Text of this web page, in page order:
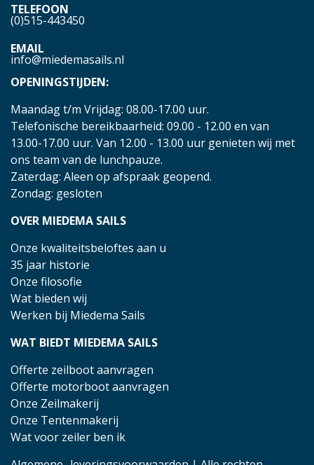
TELEFOON
(0)515-443450
EMAIL
info@miedemasails.nl
OPENINGSTIJDEN:
Maandag t/m Vrijdag: 08.00-17.00 uur.
Telefonische bereikbaarheid: 09.00 - 12.00 en van
13.00-17.00 uur. Van 12.00 - 13.00 uur genieten wij met
ons team van de lunchpauze.
Zaterdag: Aleen op afspraak geopend.
Zondag: gesloten
OVER MIEDEMA SAILS
Onze kwaliteitsbeloftes aan u
35 jaar historie
Onze filosofie
Wat bieden wij
Werken bij Miedema Sails
WAT BIEDT MIEDEMA SAILS
Offerte zeilboot aanvragen
Offerte motorboot aanvragen
Onze Zeilmakerij
Onze Tentenmakerij
Wat voor zeiler ben ik